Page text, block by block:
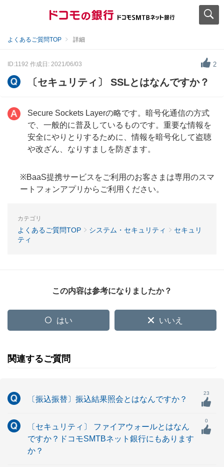
よくあるご質問TOP 詳細
ID:1192 作成日: 2021/06/03 2
〔セキュリティ〕 SSLとはなんですか？
Secure Sockets Layerの略です。暗号化通信の方式
で、一般的に普及しているものです。重要な情報を
安全にやりとりするために、情報を暗号化して盗聴
や改ざん、なりすましを防ぎます。
※BaaS提携サービスをご利用のお客さまは専用のスマ
ートフォンアプリからご利用ください。
カテゴリ
よくあるご質問TOP システム・セキュリティ
セキュリ
ティ
この内容は参考になりましたか？
はい いいえ
関連するご質問
〔振込振替〕振込結果照会とはなんですか？
23
〔セキュリティ〕 ファイアウォールとはなん
ですか？ドコモSMTBネット銀行にもあります
か？
0